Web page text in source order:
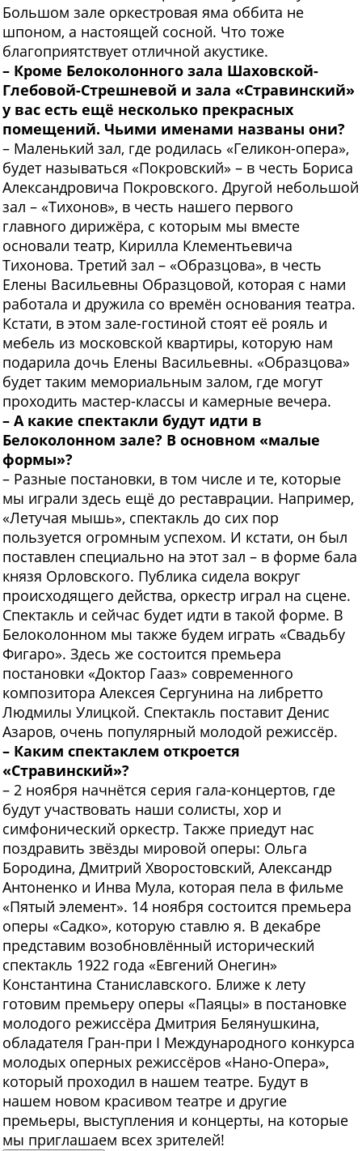
Большом зале оркестровая яма оббита не
шпоном, а настоящей сосной. Что тоже
благоприятствует отличной акустике.
– Кроме Белоколонного зала Шаховской-
Глебовой-Стрешневой и зала «Стравинский»
у вас есть ещё несколько прекрасных
помещений. Чьими именами названы они?
– Маленький зал, где родилась «Геликон-опера»,
будет называться «Покровский» – в честь Бориса
Александровича Покровского. Другой небольшой
зал – «Тихонов», в честь нашего первого
главного дирижёра, с которым мы вместе
основали театр, Кирилла Клементьевича
Тихонова. Третий зал – «Образцова», в честь
Елены Васильевны Образцовой, которая с нами
работала и дружила со времён основания театра.
Кстати, в этом зале-гостиной стоят её рояль и
мебель из московской квартиры, которую нам
подарила дочь Елены Васильевны. «Образцова»
будет таким мемориальным залом, где могут
проходить мастер-классы и камерные вечера.
– А какие спектакли будут идти в
Белоколонном зале? В основном «малые
формы»?
– Разные постановки, в том числе и те, которые
мы играли здесь ещё до реставрации. Например,
«Летучая мышь», спектакль до сих пор
пользуется огромным успехом. И кстати, он был
поставлен специально на этот зал – в форме бала
князя Орловского. Публика сидела вокруг
происходящего действа, оркестр играл на сцене.
Спектакль и сейчас будет идти в такой форме. В
Белоколонном мы также будем играть «Свадьбу
Фигаро». Здесь же состоится премьера
постановки «Доктор Гааз» современного
композитора Алексея Сергунина на либретто
Людмилы Улицкой. Спектакль поставит Денис
Азаров, очень популярный молодой режиссёр.
– Каким спектаклем откроется
«Стравинский»?
– 2 ноября начнётся серия гала-концертов, где
будут участвовать наши солисты, хор и
симфонический оркестр. Также приедут нас
поздравить звёзды мировой оперы: Ольга
Бородина, Дмитрий Хворостовский, Александр
Антоненко и Инва Мула, которая пела в фильме
«Пятый элемент». 14 ноября состоится премьера
оперы «Садко», которую ставлю я. В декабре
представим возобновлённый исторический
спектакль 1922 года «Евгений Онегин»
Константина Станиславского. Ближе к лету
готовим премьеру оперы «Паяцы» в постановке
молодого режиссёра Дмитрия Белянушкина,
обладателя Гран-при I Международного конкурса
молодых оперных режиссёров «Нано-Опера»,
который проходил в нашем театре. Будут в
нашем новом красивом театре и другие
премьеры, выступления и концерты, на которые
мы приглашаем всех зрителей!